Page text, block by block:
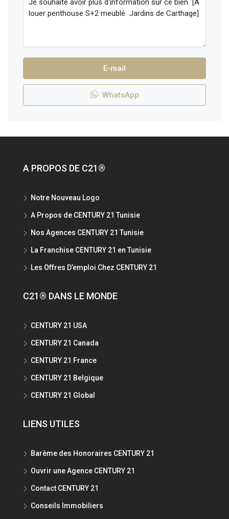
E-mail
WhatsApp
A PROPOS DE C21®
Notre Nouveau Logo
A Propos de CENTURY 21 Tunisie
Nos Agences CENTURY 21 Tunisie
La Franchise CENTURY 21 en Tunisie
Les Offres D’emploi Chez CENTURY 21
C21® DANS LE MONDE
CENTURY 21 USA
CENTURY 21 Canada
CENTURY 21 France
CENTURY 21 Belgique
CENTURY 21 Global
LIENS UTILES
Barème des Honoraires CENTURY 21
Ouvrir une Agence CENTURY 21
Contact CENTURY 21
Conseils Immobiliers